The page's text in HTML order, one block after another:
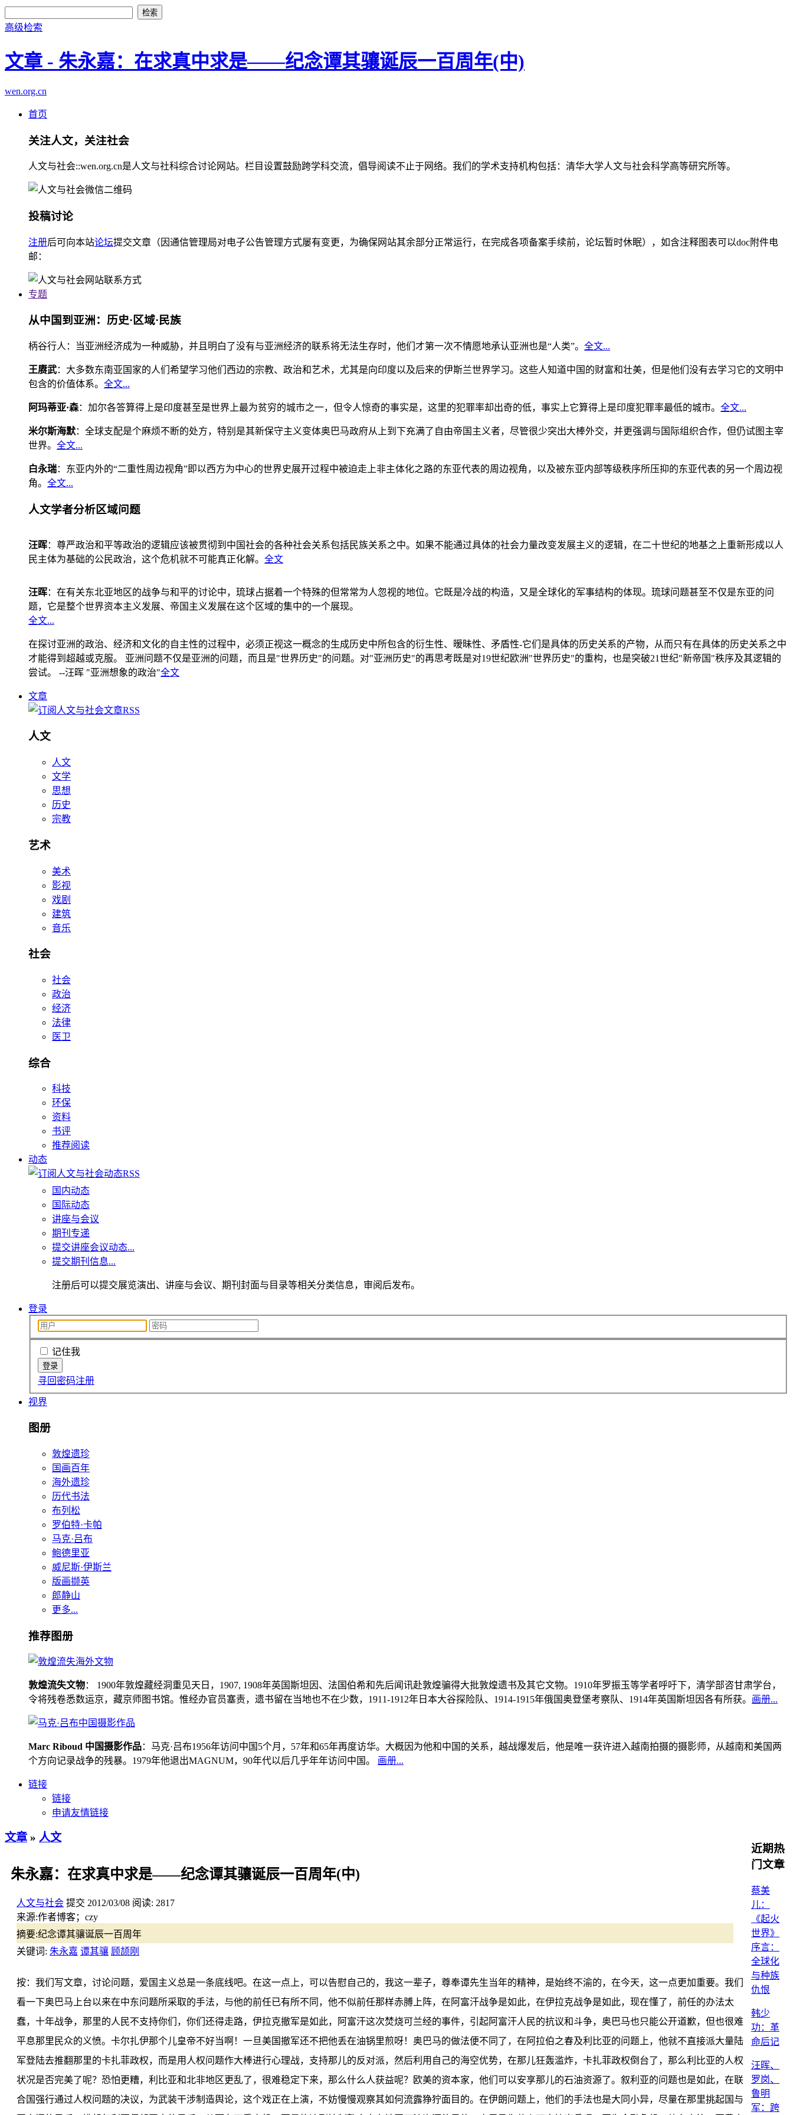
高级检索
文章 - 朱永嘉：在求真中求是——纪念谭其骧诞辰一百周年(中)
wen.org.cn
首页
关注人文，关注社会
人文与社会::wen.org.cn是人文与社科综合讨论网站。栏目设置鼓励跨学科交流，倡导阅读不止于网络。我们的学术支持机构包括：清华大学人文与社会科学高等研究所等。
投稿讨论
注册后可向本站论坛提交文章（因通信管理局对电子公告管理方式屡有变更，为确保网站其余部分正常运行，在完成各项备案手续前，论坛暂时休眠），如含注释图表可以doc附件电
邮：
专题
从中国到亚洲：历史·区域·民族
柄谷行人：当亚洲经济成为一种威胁，并且明白了没有与亚洲经济的联系将无法生存时，他们才第一次不情愿地承认亚洲也是“人类”。 全文...
王赓武：大多数东南亚国家的人们希望学习他们西边的宗教、政治和艺术，尤其是向印度以及后来的伊斯兰世界学习。这些人知道中国的财富和壮美，但是他们没有去学习它的文明中
包含的价值体系。 全文...
阿玛蒂亚·森：加尔各答算得上是印度甚至是世界上最为贫穷的城市之一，但令人惊奇的事实是，这里的犯罪率却出奇的低，事实上它算得上是印度犯罪率最低的城市。 全文...
米尔斯海默：全球支配是个麻烦不断的处方，特别是其新保守主义变体奥巴马政府从上到下充满了自由帝国主义者，尽管很少突出大棒外交，并更强调与国际组织合作，但仍试图主宰
世界。 全文...
白永瑞：东亚内外的“二重性周边视角”即以西方为中心的世界史展开过程中被迫走上非主体化之路的东亚代表的周边视角，以及被东亚内部等级秩序所压抑的东亚代表的另一个周边视
角。 全文...
人文学者分析区域问题
汪晖：尊严政治和平等政治的逻辑应该被贯彻到中国社会的各种社会关系包括民族关系之中。如果不能通过具体的社会力量改变发展主义的逻辑，在二十世纪的地基之上重新形成以人
民主体为基础的公民政治，这个危机就不可能真正化解。 全文
汪晖：在有关东北亚地区的战争与和平的讨论中，琉球占据着一个特殊的但常常为人忽视的地位。它既是冷战的构造，又是全球化的军事结构的体现。琉球问题甚至不仅是东亚的问
题，它是整个世界资本主义发展、帝国主义发展在这个区域的集中的一个展现。
全文...
在探讨亚洲的政治、经济和文化的自主性的过程中，必须正视这一概念的生成历史中所包含的衍生性、暧昧性、矛盾性-它们是具体的历史关系的产物，从而只有在具体的历史关系之中
才能得到超越或克服。 亚洲问题不仅是亚洲的问题，而且是"世界历史"的问题。对"亚洲历史"的再思考既是对19世纪欧洲"世界历史"的重构，也是突破21世纪"新帝国"秩序及其逻辑的
尝试。 --汪晖 "亚洲想象的政治"全文
文章
人文
人文
文学
思想
历史
宗教
艺术
美术
影视
戏剧
建筑
音乐
社会
社会
政治
经济
法律
医卫
综合
科技
环保
资料
书评
推荐阅读
动态
国内动态
国际动态
讲座与会议
期刊专递
提交讲座会议动态...
提交期刊信息...
注册后可以提交展览演出、讲座与会议、期刊封面与目录等相关分类信息，审阅后发布。
登录
记住我
寻回密码注册
视界
图册
敦煌遗珍
国画百年
海外遗珍
历代书法
布列松
罗伯特·卡帕
马克·吕布
鲍德里亚
威尼斯·伊斯兰
版画撷英
郎静山
更多...
推荐图册
敦煌流失文物： 1900年敦煌藏经洞重见天日，1907, 1908年英国斯坦因、法国伯希和先后闻讯赴敦煌骗得大批敦煌遗书及其它文物。1910年罗振玉等学者呼吁下，清学部咨甘肃学台，
令将残卷悉数运京，藏京师图书馆。惟经办官员塞责，遗书留在当地也不在少数，1911-1912年日本大谷探险队、1914-1915年俄国奥登堡考察队、1914年英国斯坦因各有所获。 画册...
Marc Riboud 中国摄影作品：马克·吕布1956年访问中国5个月，57年和65年再度访华。大概因为他和中国的关系，越战爆发后，他是唯一获许进入越南拍摄的摄影师，从越南和美国两
个方向记录战争的残暴。1979年他退出MAGNUM，90年代以后几乎年年访问中国。 画册...
链接
链接
申请友情链接
文章 » 人文
朱永嘉：在求真中求是——纪念谭其骧诞辰一百周年(中)
人文与社会 提交 2012/03/08 阅读: 2817
来源:作者博客；czy
摘要:纪念谭其骧诞辰一百周年
关键词: 朱永嘉 谭其骧 顾颉刚
按：我们写文章，讨论问题，爱国主义总是一条底线吧。在这一点上，可以告慰自己的，我这一辈子，尊奉谭先生当年的精神，是始终不渝的，在今天，这一点更加重要。我们
看一下奥巴马上台以来在中东问题所采取的手法，与他的前任已有所不同，他不似前任那样赤膊上阵，在阿富汗战争是如此，在伊拉克战争是如此，现在懂了，前任的办法太
蠢，十年战争，那里的人民不支持你们，你们还得走路，伊拉克撤军是如此，阿富汗这次焚烧可兰经的事件，引起阿富汗人民的抗议和斗争，奥巴马也只能公开道歉，但也很难
平息那里民众的义愤。卡尔扎伊那个儿皇帝不好当啊！一旦美国撤军还不把他丢在油锅里煎呀！奥巴马的做法便不同了，在阿拉伯之春及利比亚的问题上，他就不直接派大量陆
军登陆去推翻那里的卡扎菲政权，而是用人权问题作大棒进行心理战，支持那儿的反对派，然后利用自己的海空优势，在那儿狂轰滥炸，卡扎菲政权倒台了，那么利比亚的人权
状况是否完美了呢？恐怕更糟，利比亚和北非地区更乱了，很难稳定下来，那么什么人获益呢？欧美的资本家，他们可以安享那儿的石油资源了。叙利亚的问题也是如此，在联
合国强行通过人权问题的决议，为武装干涉制造舆论，这个戏正在上演，不妨慢慢观察其如何流露狰狞面目的。在伊朗问题上，他们的手法也是大同小异，尽量在那里挑起国与
近期热
门文章
蔡美
儿：
《起火
世界》
序言：
全球化
与种族
仇恨
韩少
功：革
命后记
汪晖、
罗岗、
鲁明
军：跨